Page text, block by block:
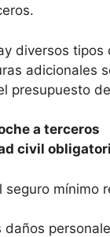
diversos tipos
adicionales
presupuesto
a terceros
civil
seguro mínimo
daños